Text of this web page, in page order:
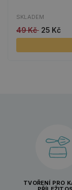
SKLADEM
49 Kč 25 Kč
TVOŘENÍ PRO